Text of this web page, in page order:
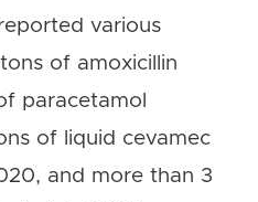
various
of amoxicillin
paracetamol
of liquid cevamec
and more than 3